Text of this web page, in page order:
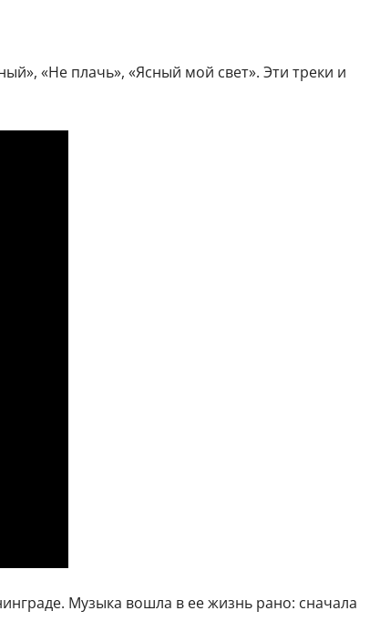
«Не плачь», «Ясный мой свет». Эти треки и
Музыка вошла в ее жизнь рано: сначала